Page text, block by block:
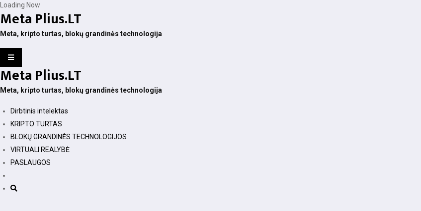
Skip
to
content
Loading Now
Meta Plius.LT
Meta, kripto turtas, blokų grandinės technologija
Meta Plius.LT
Meta, kripto turtas, blokų grandinės technologija
Dirbtinis intelektas
KRIPTO TURTAS
BLOKŲ GRANDINĖS TECHNOLOGIJOS
VIRTUALI REALYBĖ
PASLAUGOS